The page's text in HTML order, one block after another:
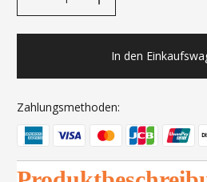
In den
Zahlungsmethoden: